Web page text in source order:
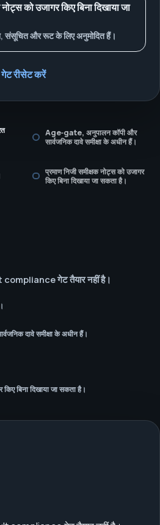
को उजागर किए बिना दिखाया जा
संसूचित और रूट के लिए अनुमोदित हैं।
गेट रीसेट करें
Age‑gate, अनुपालन कॉपी और
सार्वजनिक दावे समीक्षा के अधीन हैं।
प्रमाण निजी समीक्षक नोट्स को उजागर
किए बिना दिखाया जा सकता है।
गेट तैयार नहीं है।
दावे समीक्षा के अधीन हैं।
किए बिना दिखाया जा सकता है।